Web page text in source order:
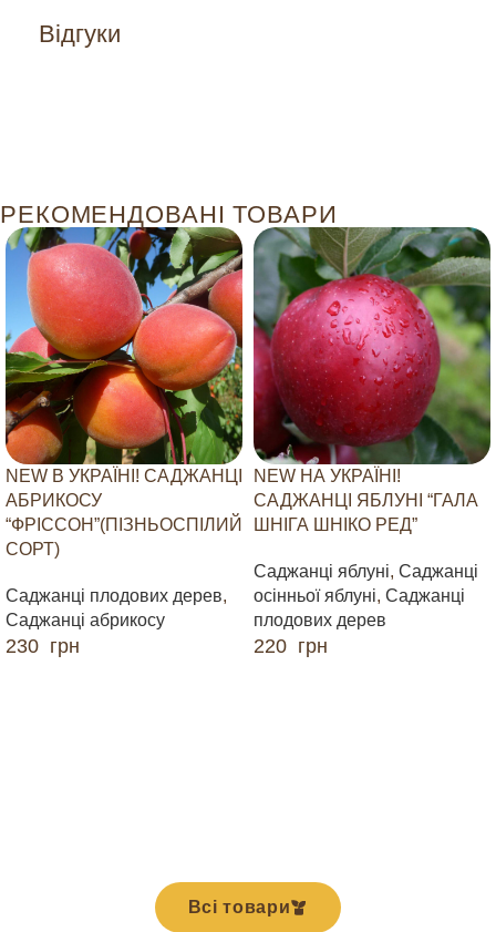
Відгуки
РЕКОМЕНДОВАНІ ТОВАРИ
NEW В УКРАЇНІ! САДЖАНЦІ
АБРИКОСУ
“ФРІССОН”(ПІЗНЬОСПІЛИЙ
СОРТ)
Саджанці плодових дерев,
Саджанці абрикосу
230 грн
NEW НА УКРАЇНІ!
САДЖАНЦІ ЯБЛУНІ “ГАЛА
ШНІГА ШНІКО РЕД”
Саджанці яблуні, Саджанці
осінньої яблуні, Саджанці
плодових дерев
220 грн
Всі товари